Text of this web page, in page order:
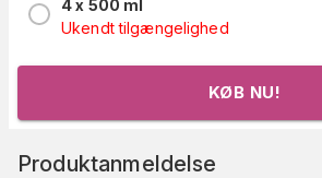
4 x 500 ml
Ukendt tilgængelighed
KØB NU!
Produktanmeldelse